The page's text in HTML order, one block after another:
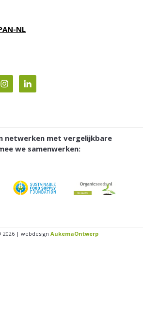
NL
netwerken met vergelijkbare
we samenwerken:
2026 | webdesign AukemaOntwerp